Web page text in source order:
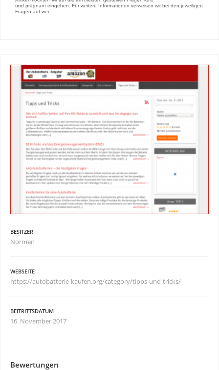
und prägnant eingehen. Für weitere Informationen verweisen wir bei den jeweiligen
Fragen auf wei...
BESITZER
Normen
WEBSEITE
https://autobatterie-kaufen.org/category/tipps-und-tricks/
BEITRITTSDATUM
16. November 2017
Bewertungen